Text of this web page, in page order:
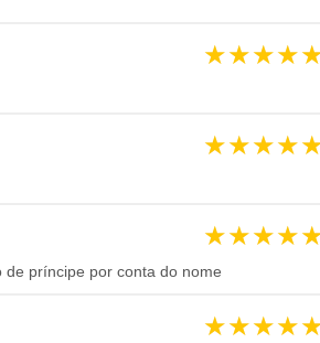
★★★★
★★★★
★★★★
príncipe por conta do nome
★★★★